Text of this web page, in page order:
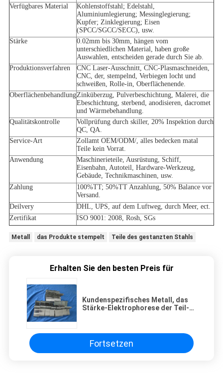
Verfügbares Material
Kohlenstoffstahl; Edelstahl,
Aluminiumlegierung; Messinglegierung;
Kupfer; Zinklegierung; Eisen
(SPCC/SGCC/SECC), usw.
Stärke
0.02mm bis 30mm, hängen vom
unterschiedlichen Material, haben große
Auswahlen, entscheiden gerade durch Sie ab.
Produktionsverfahren
CNC Laser-Ausschnitt, CNC-Plasmaschneiden,
CNC, der, stempelnd, Verbiegen locht und
schweißen, Rolle-in, Oberflächenende.
OberflächenbehandlungZinküberzug, Pulverbeschichtung, Malerei, die
Ebeschichtung, sterbend, anodisieren, dacromet
und Wärmebehandlung.
Qualitätskontrolle
Vollprüfung durch skiller, 20% Inspektion durch
QC, QA.
Service-Art
Zollamt OEM/ODM/, alles bedecken matal
Teile kein Vorrat.
Anwendung
Maschinerieteile, Ausrüstung, Schiff,
Eisenbahn, Autoteil, Hardware-Werkzeug,
Gebäude, Technikmaschinen, usw.
Zahlung
100%TT; 50%TT Anzahlung, 50% Balance vor
Versand.
Deilvery
DHL, UPS, auf dem Luftweg, durch Meer, ect.
Zertifikat
ISO 9001: 2008, Rosh, SGs
Metall das Produkte stempelt Teile des gestanzten Stahls
Erhalten Sie den besten Preis für
Kundenspezifisches Metall, das
Stärke-Elektrophorese der Teil-
Fortsetzen